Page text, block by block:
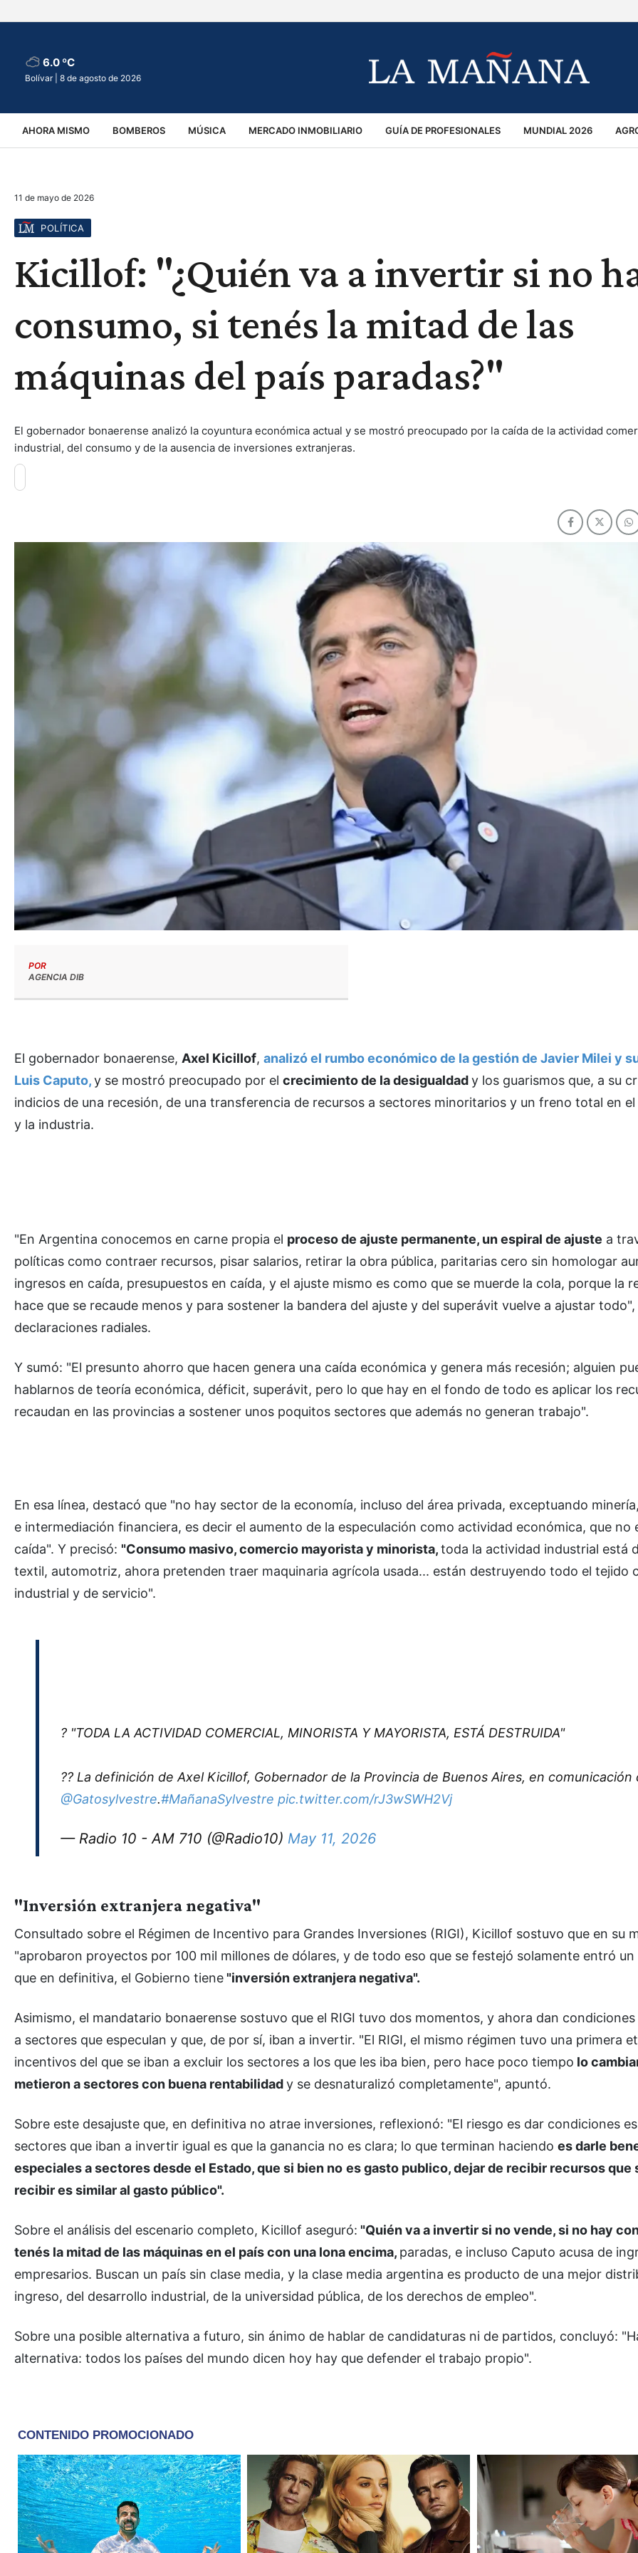
6.0 ºC
Bolívar | 8 de agosto de 2026
AHORA MISMO BOMBEROS MÚSICA MERCADO INMOBILIARIO GUÍA DE PROFESIONALES MUNDIAL 2026
VIRALES ACCIDENTES
11 de mayo de 2026
POLÍTICA
Kicillof: "¿Quién va a invertir si no
consumo, si tenés la mitad de las
máquinas del país paradas?"
El gobernador bonaerense analizó la coyuntura económica actual y se mostró preocupado por la caída de la actividad
industrial, del consumo y de la ausencia de inversiones extranjeras.
POR
AGENCIA DIB
El gobernador bonaerense, Axel Kicillof, analizó el rumbo económico de la gestión de Javier Milei y
Luis Caputo,y se mostró preocupado por el crecimiento de la desigualdady los guarismos que, a su
indicios de una recesión, de una transferencia de recursos a sectores minoritarios y un freno total en
y la industria.
"En Argentina conocemos en carne propia el proceso de ajuste permanente, un espiral de ajuste a
políticas como contraer recursos, pisar salarios, retirar la obra pública, paritarias cero sin homologar
ingresos en caída, presupuestos en caída, y el ajuste mismo es como que se muerde la cola, porque la
hace que se recaude menos y para sostener la bandera del ajuste y del superávit vuelve a ajustar
declaraciones radiales.
Y sumó: "El presunto ahorro que hacen genera una caída económica y genera más recesión; alguien
hablarnos de teoría económica, déficit, superávit, pero lo que hay en el fondo de todo es aplicar los
recaudan en las provincias a sostener unos poquitos sectores que además no generan trabajo".
En esa línea, destacó que "no hay sector de la economía, incluso del área privada, exceptuando
e intermediación financiera, es decir el aumento de la especulación como actividad económica, que no
caída". Y precisó: "Consumo masivo, comercio mayorista y minorista,toda la actividad industrial está
textil, automotriz, ahora pretenden traer maquinaria agrícola usada... están destruyendo todo el tejido
industrial y de servicio".
? "TODA LA ACTIVIDAD COMERCIAL, MINORISTA Y MAYORISTA, ESTÁ DESTRUIDA"
?? La definición de Axel Kicillof, Gobernador de la Provincia de Buenos Aires, en comunicación
@Gatosylvestre.#MañanaSylvestre pic.twitter.com/rJ3wSWH2Vj
— Radio 10 - AM 710 (@Radio10) May 11, 2026
"Inversión extranjera negativa"
Consultado sobre el Régimen de Incentivo para Grandes Inversiones (RIGI), Kicillof sostuvo que en su
"aprobaron proyectos por 100 mil millones de dólares, y de todo eso que se festejó solamente entró un
que en definitiva, el Gobierno tiene"inversión extranjera negativa".
Asimismo, el mandatario bonaerense sostuvo que el RIGI tuvo dos momentos, y ahora dan condiciones
a sectores que especulan y que, de por sí, iban a invertir. "El RIGI, el mismo régimen tuvo una primera
incentivos del que se iban a excluir los sectores a los que les iba bien, pero hace poco tiempo lo
metieron a sectores con buena rentabilidady se desnaturalizó completamente", apuntó.
Sobre este desajuste que, en definitiva no atrae inversiones, reflexionó: "El riesgo es dar condiciones
sectores que iban a invertir igual es que la ganancia no es clara; lo que terminan haciendo es darle
especiales a sectores desde el Estado, que si bien no es gasto publico, dejar de recibir recursos que
recibir es similar al gasto público".
Sobre el análisis del escenario completo, Kicillof aseguró: "Quién va a invertir si no vende, si no hay
tenés la mitad de las máquinas en el país con una lona encima, paradas, e incluso Caputo acusa de
empresarios. Buscan un país sin clase media, y la clase media argentina es producto de una mejor
ingreso, del desarrollo industrial, de la universidad pública, de los derechos de empleo".
Sobre una posible alternativa a futuro, sin ánimo de hablar de candidaturas ni de partidos, concluyó:
alternativa: todos los países del mundo dicen hoy hay que defender el trabajo propio".